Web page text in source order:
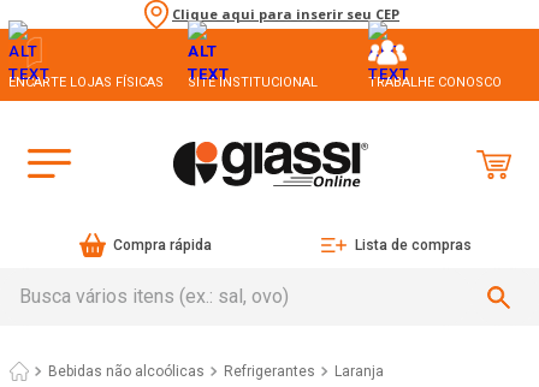
Clique aqui para inserir seu CEP
ENCARTE LOJAS FÍSICAS SITE INSTITUCIONAL TRABALHE CONOSCO
Compra rápida Lista de compras
Bebidas não alcoólicas Refrigerantes Laranja